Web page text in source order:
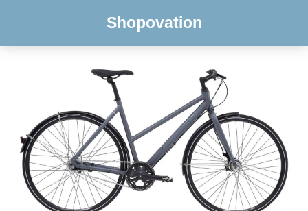
Shopovation